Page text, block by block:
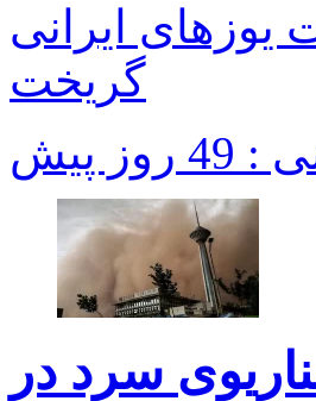
ایرانی
گریخت
پیش
سرد در